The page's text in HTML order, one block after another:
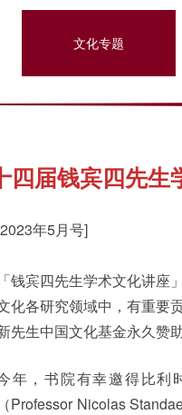
文化专题
四届钱宾四先生
年5月号]
「钱宾四先生学术文化讲
化各研究领域中，有重要
先生中国文化基金永久赞助
年，书院有幸邀得比利
（Professor Nicolas